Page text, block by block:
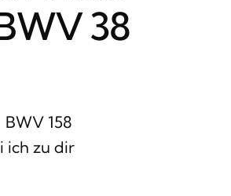
38
158
ich zu dir